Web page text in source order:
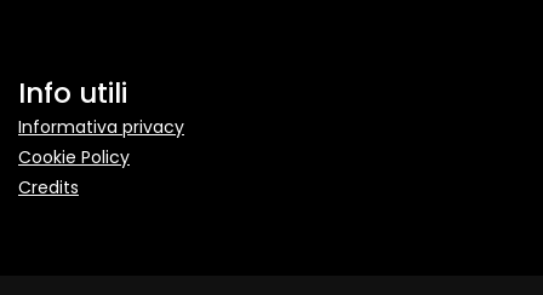
Info utili
Informativa privacy
Cookie Policy
Credits